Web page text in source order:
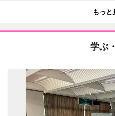
もっと
学ぶ